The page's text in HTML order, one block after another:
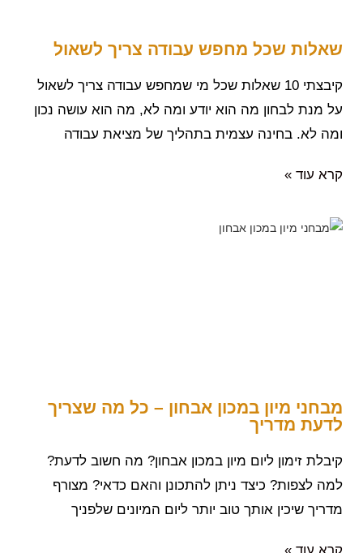
שאלות שכל מחפש עבודה צריך לשאול
קיבצתי 10 שאלות שכל מי שמחפש עבודה צריך לשאול
על מנת לבחון מה הוא יודע ומה לא, מה הוא עושה נכון
ומה לא. בחינה עצמית בתהליך של מציאת עבודה
קרא עוד »
מבחני מיון במכון אבחון – כל מה שצריך
לדעת מדריך
קיבלת זימון ליום מיון במכון אבחון? מה חשוב לדעת?
למה לצפות? כיצד ניתן להתכונן והאם כדאי? מצורף
מדריך שיכין אותך טוב יותר ליום המיונים שלפניך
קרא עוד »